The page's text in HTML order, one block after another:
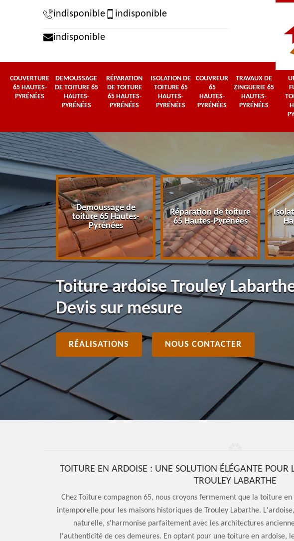
indisponible indisponible
indisponible
COUVERTURE
65 HAUTES-
PYRÉNÉES
DEMOUSSAGE
DE TOITURE 65
HAUTES-
PYRÉNÉES
RÉPARATION
DE TOITURE
65 HAUTES-
PYRÉNÉES
ISOLATION DE
TOITURE 65
HAUTES-
PYRÉNÉES
COUVREUR
65
HAUTES-
PYRÉNÉES
TRAVAUX DE
ZINGUERIE 65
HAUTES-
PYRÉNÉES
Hautes-
Demoussage de
toiture 65 Hautes-
Pyrénées
Réparation de toiture
65 Hautes-Pyrénées
Toiture ardoise Trouley
Devis sur mesure
RÉALISATIONS NOUS CONTACTER
TOITURE EN ARDOISE : UNE SOLUTION ÉLÉGANTE POUR
TROULEY LABARTHE
Chez Toiture compagnon 65, nous croyons fermement que la toiture
intemporelle pour les maisons historiques de Trouley Labarthe.
naturelle, s'harmonise parfaitement avec les architectures
l'authenticité de ces demeures. En optant pour une toiture en ardoise,